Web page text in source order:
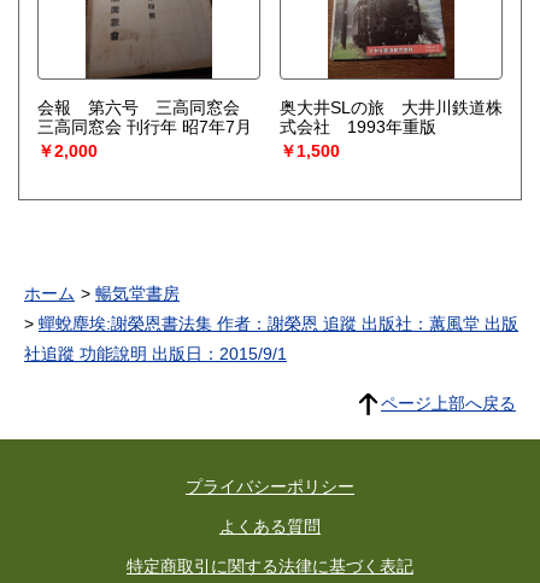
会報 第六号 三高同窓会
三高同窓会 刊行年 昭7年7月
￥2,000
奥大井SLの旅 大井川鉄道株
式会社 1993年重版
￥1,500
ホーム
暢気堂書房
蟬蛻塵埃:謝榮恩書法集 作者：謝榮恩 追蹤 出版社：蕙風堂 出版
社追蹤 功能說明 出版日：2015/9/1
ページ上部へ戻る
プライバシーポリシー
よくある質問
特定商取引に関する法律に基づく表記